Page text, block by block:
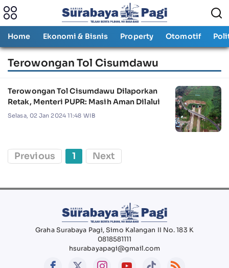
Home Ekonomi & Bisnis Property Otomotif
Terowongan Tol Cisumdawu
Terowongan Tol Cisumdawu Dilaporkan
Retak, Menteri PUPR: Masih Aman Dilalui
Selasa, 02 Jan 2024 11:48 WIB
Previous 1 Next
Graha Surabaya Pagi, Simo Kalangan II No. 183 K
0818581111
hsurabayapagi@gmail.com